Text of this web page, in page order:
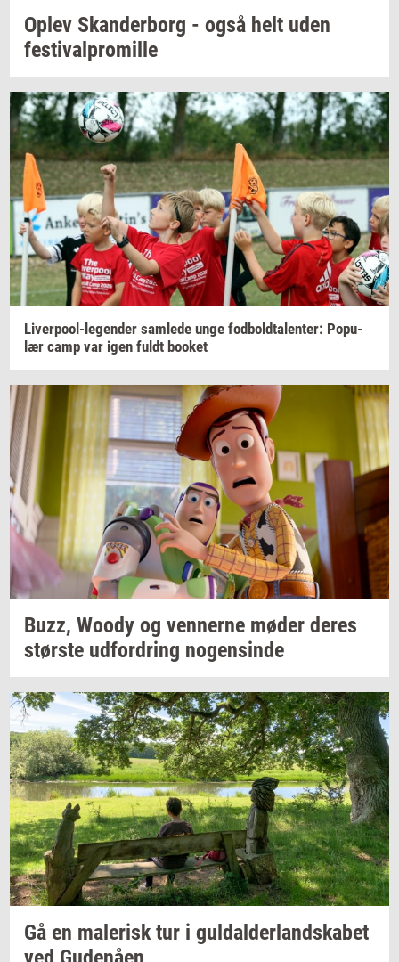
Oplev Skan­der­borg - også helt uden
festi­val­pro­mil­le
Liverpool-​legender sam­le­de unge fod­bold­ta­len­ter: Po­pu­
lær camp var igen fuldt boo­k­et
Buzz, Woody og ven­ner­ne møder deres
stør­ste ud­for­dring no­gen­sin­de
Gå en ma­le­risktur i gul­dal­der­land­ska­bet